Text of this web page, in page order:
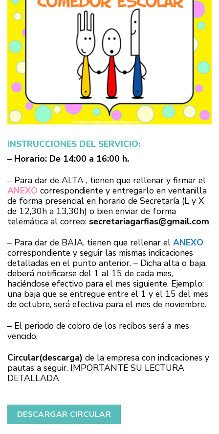
INSTRUCCIONES DEL SERVICIO:
– Horario: De 14:00 a 16:00 h.
– Para dar de ALTA , tienen que rellenar y firmar el
ANEXO correspondiente y entregarlo en ventanilla
de forma presencial en horario de Secretaría (L y X
de 12,30h a 13,30h) o bien enviar de forma
telemática al correo: secretariagarfias@gmail.com
– Para dar de BAJA, tienen que rellenar el ANEXO
correspondiente y seguir las mismas indicaciones
detalladas en el punto anterior. – Dicha alta o baja,
deberá notificarse del 1 al 15 de cada mes,
haciéndose efectivo para el mes siguiente. Ejemplo:
una baja que se entregue entre el 1 y el 15 del mes
de octubre, será efectiva para el mes de noviembre.
– El periodo de cobro de los recibos será a mes
vencido.
Circular(descarga) de la empresa con indicaciones y
pautas a seguir. IMPORTANTE SU LECTURA
DETALLADA
DESCARGAR CIRCULAR